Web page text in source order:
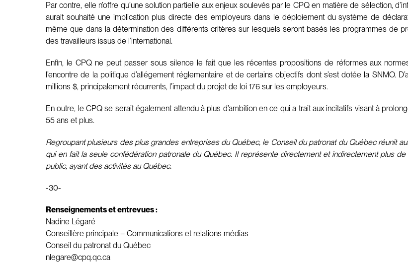
Par contre, elle n’offre qu’une solution partielle aux enjeux soulevés par le CPQ en matière de sélection,
aurait souhaité une implication plus directe des employeurs dans le déploiement du système de
même que dans la détermination des différents critères sur lesquels seront basés les programmes de
des travailleurs issus de l’international.
Enfin, le CPQ ne peut passer sous silence le fait que les récentes propositions de réformes aux
l’encontre de la politique d’allégement réglementaire et de certains objectifs dont s’est dotée la SNMO.
millions $, principalement récurrents, l’impact du projet de loi 176 sur les employeurs.
En outre, le CPQ se serait également attendu à plus d’ambition en ce qui a trait aux incitatifs visant à
55 ans et plus.
Regroupant plusieurs des plus grandes entreprises du Québec, le Conseil du patronat du Québec réunit
qui en fait la seule confédération patronale du Québec. Il représente directement et indirectement plus
public, ayant des activités au Québec.
-30-
Renseignements et entrevues :
Nadine Légaré
Conseillère principale – Communications et relations médias
Conseil du patronat du Québec
nlegare@cpq.qc.ca